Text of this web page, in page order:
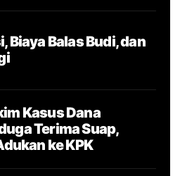
Biaya Balas Budi, dan
Kasus Dana
Terima Suap,
ke KPK